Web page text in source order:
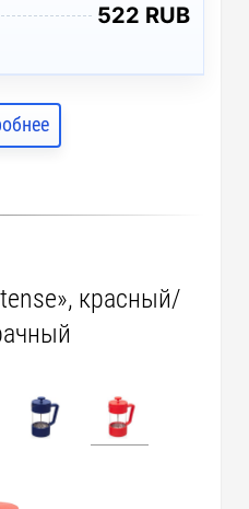
522 RUB
красный/